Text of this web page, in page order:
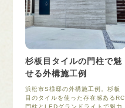
杉板目タイルの門柱で魅
せる外構施工例
浜松市S様邸の外構施工例。杉板
目のタイルを使った存在感あるRC
門柱とLEDグランドライトで魅力